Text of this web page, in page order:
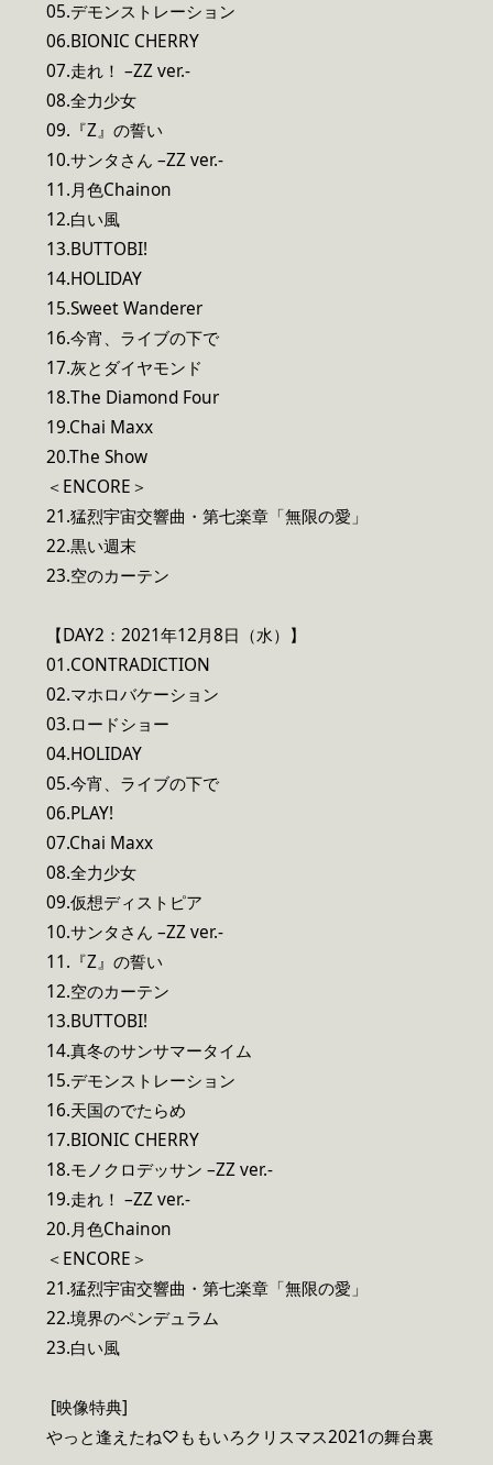
05.デモンストレーション
06.BIONIC CHERRY
07.走れ！ –ZZ ver.-
08.全力少女
09.『Z』の誓い
10.サンタさん –ZZ ver.-
11.月色Chainon
12.白い風
13.BUTTOBI!
14.HOLIDAY
15.Sweet Wanderer
16.今宵、ライブの下で
17.灰とダイヤモンド
18.The Diamond Four
19.Chai Maxx
20.The Show
＜ENCORE＞
21.猛烈宇宙交響曲・第七楽章「無限の愛」
22.黒い週末
23.空のカーテン
【DAY2：2021年12月8日（水）】
01.CONTRADICTION
02.マホロバケーション
03.ロードショー
04.HOLIDAY
05.今宵、ライブの下で
06.PLAY!
07.Chai Maxx
08.全力少女
09.仮想ディストピア
10.サンタさん –ZZ ver.-
11.『Z』の誓い
12.空のカーテン
13.BUTTOBI!
14.真冬のサンサマータイム
15.デモンストレーション
16.天国のでたらめ
17.BIONIC CHERRY
18.モノクロデッサン –ZZ ver.-
19.走れ！ –ZZ ver.-
20.月色Chainon
＜ENCORE＞
21.猛烈宇宙交響曲・第七楽章「無限の愛」
22.境界のペンデュラム
23.白い風
[映像特典]
やっと逢えたね♡ももいろクリスマス2021の舞台裏